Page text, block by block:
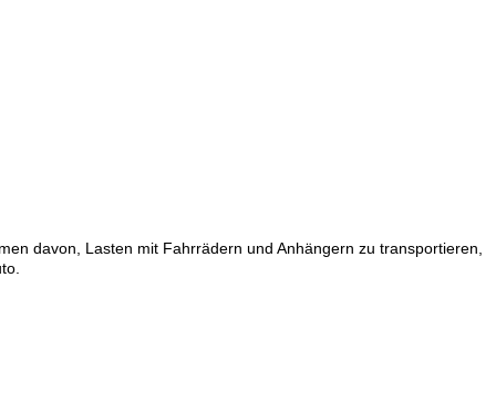
davon, Lasten mit Fahrrädern und Anhängern zu transportieren,